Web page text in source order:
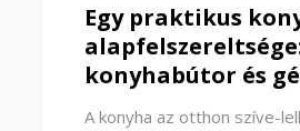
Egy praktikus
konyhabútor és
A konyha az otthon szíve-